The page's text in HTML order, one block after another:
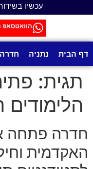
עכשיו
הוואטסאפ
דף הבית נתניה חדרה
תגית:
חדרה פתחה
האקדמית